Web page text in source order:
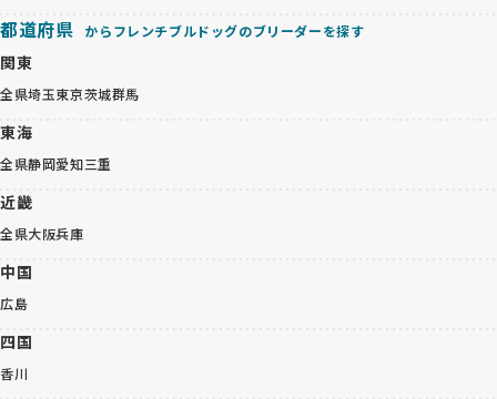
都道府県 からフレンチブルドッグのブリーダーを探す
関東
全県埼玉東京茨城群馬
東海
全県静岡愛知三重
近畿
全県大阪兵庫
中国
広島
四国
香川